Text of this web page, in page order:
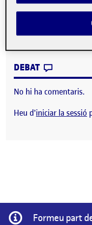
Hola a
DEBAT
No hi ha comentaris.
Heu d'iniciar la sessió
Informació
Formeu part